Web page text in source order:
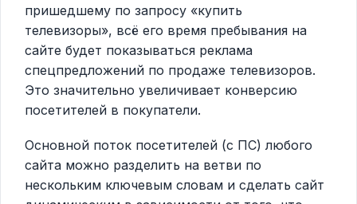
пришедшему по запросу «купить
телевизоры», всё его время пребывания на
сайте будет показываться реклама
спецпредложений по продаже телевизоров.
Это значительно увеличивает конверсию
посетителей в покупатели.
Основной поток посетителей (с ПС) любого
сайта можно разделить на ветви по
нескольким ключевым словам и сделать сайт